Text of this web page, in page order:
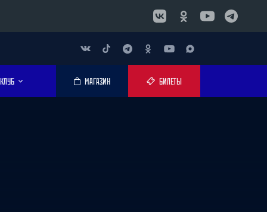
КЛУБ МАГАЗИН БИЛЕТЫ